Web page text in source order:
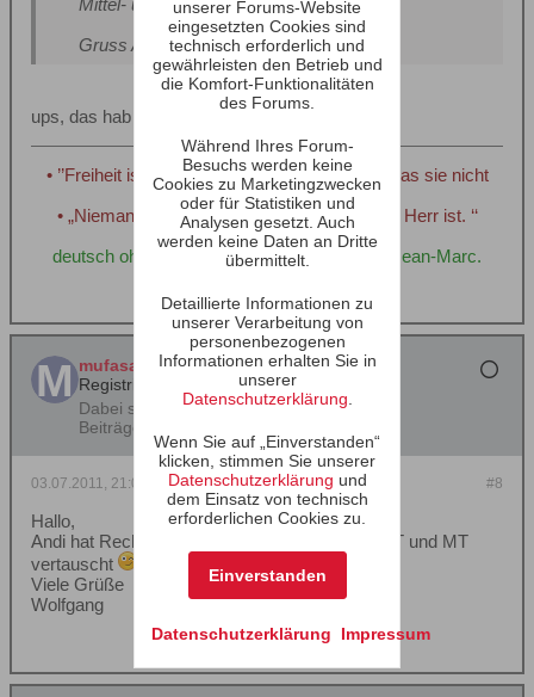
Mittel- und 4 Ohm Hochton hat?
Gruss Andi_m
ups, das hab ich ihm nicht nach geprüft...
• ’’Freiheit ist das Recht, anderen zu sagen, was sie nicht
hören wollen. ‘‘ George Orwell
• „Niemand ist frei, der nicht über sich selbst Herr ist. ‘‘
Matthias Claudius.
deutsch ohne "sz" ABER mit fehler, tchüss! Jean-Marc.
mufasa
Registrierter Benutzer
Dabei seit:
24.06.2007
Beiträge:
#8
03.07.2011, 21:07
Hallo,
Andi hat Recht. Ihr habt die Impedanzen von HT und MT
vertauscht
Viele Grüße
Wolfgang
unserer Forums-Website
eingesetzten Cookies sind
technisch erforderlich und
gewährleisten den Betrieb und
die Komfort-Funktionalitäten
des Forums.
Während Ihres Forum-
Besuchs werden keine
Cookies zu Marketingzwecken
oder für Statistiken und
Analysen gesetzt. Auch
werden keine Daten an Dritte
übermittelt.
Detaillierte Informationen zu
unserer Verarbeitung von
personenbezogenen
Informationen erhalten Sie in
unserer
Datenschutzerklärung
Wenn Sie auf „Einverstanden“
klicken, stimmen Sie unserer
Datenschutzerklärung und
dem Einsatz von technisch
erforderlichen Cookies zu.
Datenschutzerklärung Impressum
Einverstanden